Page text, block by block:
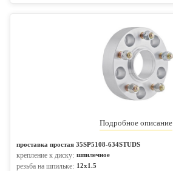
Подробное описание
проставка простая 35SP5108-634STUDS
крепление к диску: шпилечное
резьба на шпильке: 12x1.5